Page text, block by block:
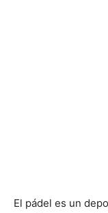
El pádel es un